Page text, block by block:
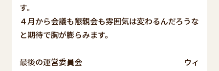
す。
４月から会議も懇親会も雰囲気は変わるんだろうな
と期待で胸が膨らみます。
最後の運営委員会 ウィ